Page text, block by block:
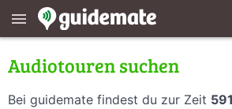
menu
Audiotouren suchen
Bei guidemate findest du zur Zeit